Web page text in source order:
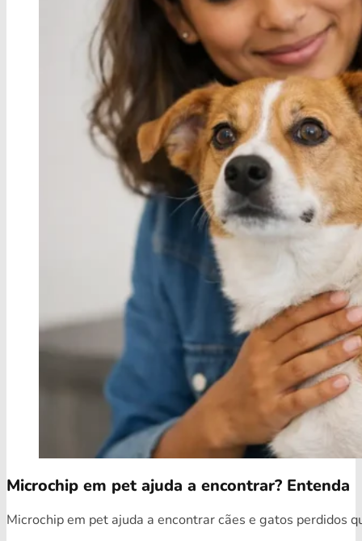
Microchip em pet ajuda a encontrar? Entenda
Microchip em pet ajuda a encontrar cães e gatos perdidos